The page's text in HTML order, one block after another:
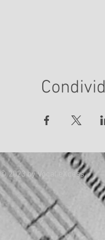
© 2023 by Vocal eXcess.